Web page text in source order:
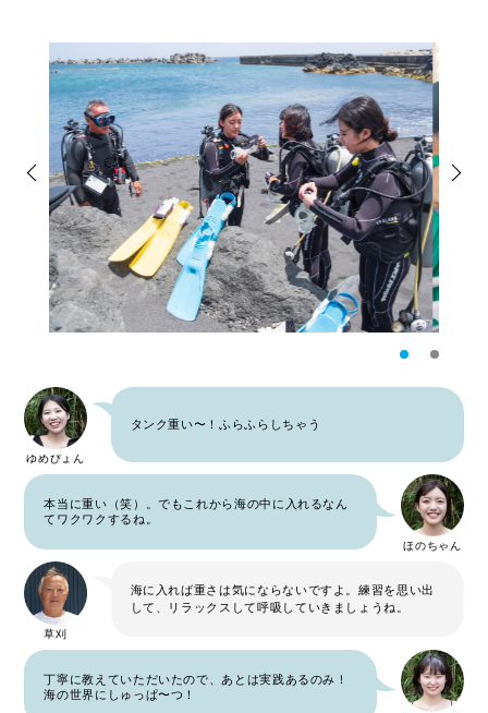
ゆめぴょん
タンク重い〜！ふらふらしちゃう
ほのちゃん
本当に重い（笑）。でもこれから海の中に入れるなん
てワクワクするね。
草刈
海に入れば重さは気にならないですよ。練習を思い出
して、リラックスして呼吸していきましょうね。
丁寧に教えていただいたので、あとは実践あるのみ！
海の世界にしゅっぱ〜つ！